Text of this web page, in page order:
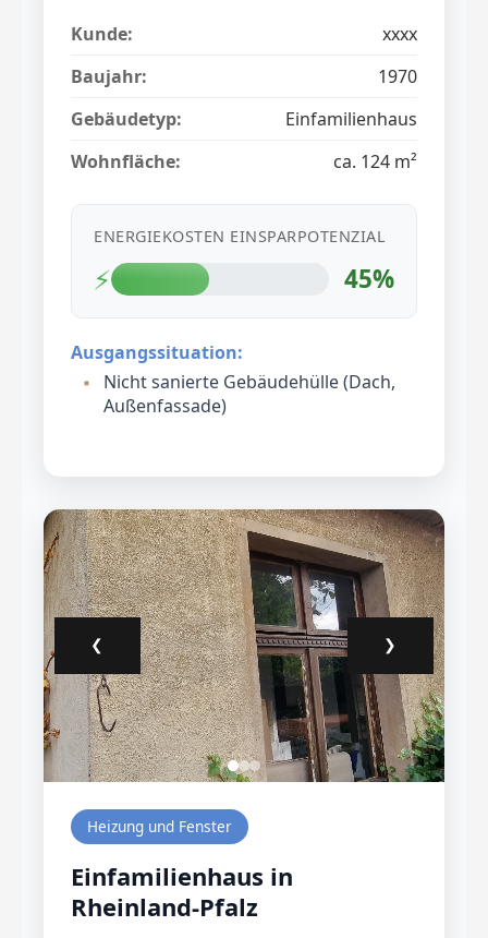
Kunde:
xxxx
Baujahr:
1970
Gebäudetyp:
Einfamilienhaus
Wohnfläche:
ca. 124 m²
ENERGIEKOSTEN EINSPARPOTENZIAL
⚡ 45%
Ausgangssituation:
Nicht sanierte Gebäudehülle (Dach,
Außenfassade)
❮ ❯
Heizung und Fenster
Einfamilienhaus in
Rheinland-Pfalz